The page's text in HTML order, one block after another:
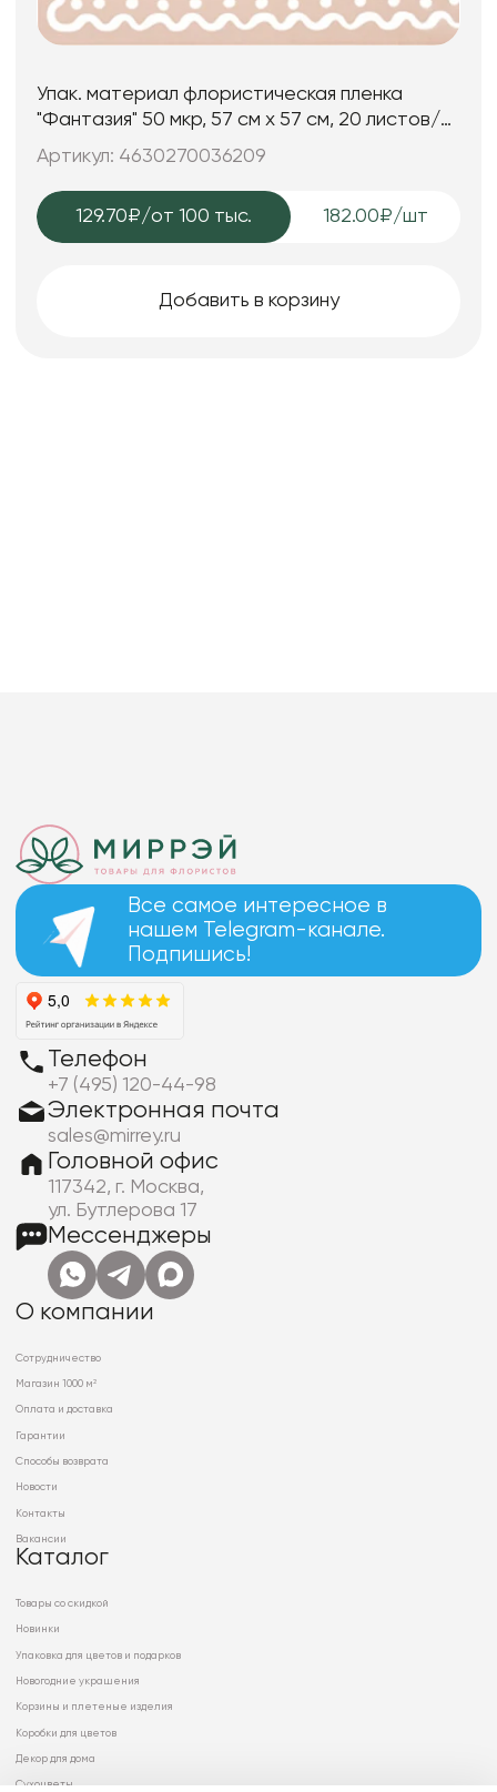
Упак. материал флористическая пленка
"Фантазия" 50 мкр, 57 см х 57 см, 20 листов/
упак., пудровый
Артикул: 4630270036209
129.70₽/от 100 тыс. 182.00₽/шт
Добавить в корзину
Все самое интересное в
нашем Telegram-канале.
Подпишись!
Телефон
+7 (495) 120-44-98
Электронная почта
sales@mirrey.ru
Головной офис
117342, г. Москва,
ул. Бутлерова 17
Мессенджеры
О компании
Сотрудничество
Магазин 1000 м²
Оплата и доставка
Гарантии
Способы возврата
Новости
Контакты
Вакансии
Каталог
Товары со скидкой
Новинки
Упаковка для цветов и подарков
Новогодние украшения
Корзины и плетеные изделия
Коробки для цветов
Декор для дома
Сухоцветы